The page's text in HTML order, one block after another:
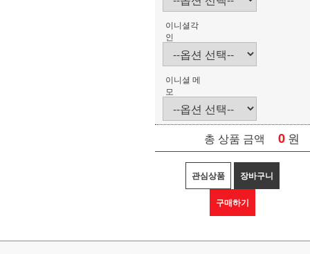
이니셜각
인
이니셜 메
모
총 상품 금액 0 원
관심상품 장바구니
구매하기